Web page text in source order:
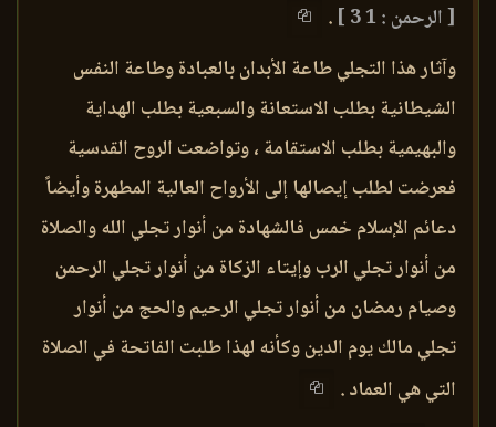
[ الرحمن : 1 3 ]
.
وآثار هذا التجلي طاعة الأبدان بالعبادة وطاعة النفس
الشيطانية بطلب الاستعانة والسبعية بطلب الهداية
والبهيمية بطلب الاستقامة ، وتواضعت الروح القدسية
فعرضت لطلب إيصالها إلى الأرواح العالية المطهرة وأيضاً
دعائم الإسلام خمس فالشهادة من أنوار تجلي الله والصلاة
من أنوار تجلي الرب وإيتاء الزكاة من أنوار تجلي الرحمن
وصيام رمضان من أنوار تجلي الرحيم والحج من أنوار
تجلي مالك يوم الدين وكأنه لهذا طلبت الفاتحة في الصلاة
التي هي العماد .